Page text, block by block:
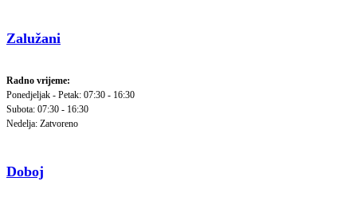
Zalužani
Radno vrijeme:
Ponedjeljak - Petak: 07:30 - 16:30
Subota: 07:30 - 16:30
Nedelja: Zatvoreno
Doboj